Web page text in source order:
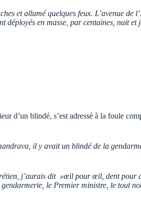
et allumé quelques feux. L’avenue de
déployés en masse, par centaines, nuit
blindé, s’est adressé à la foule
il y avait un blindé de la
j’aurais dit »œil pour œil, dent pour
le Premier ministre, le tout